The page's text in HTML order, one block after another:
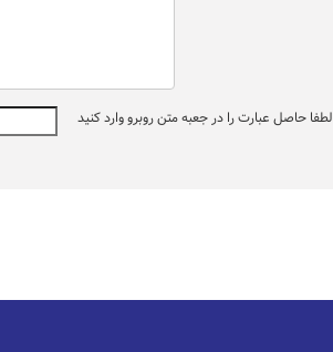
لطفا حاصل عبارت را در جعبه متن روبرو وارد کنید